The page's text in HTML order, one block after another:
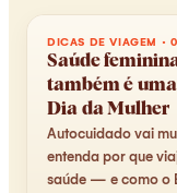
DICAS DE VIAGEM ·
Saúde
também é
Dia da Mulher
Autocuidado vai
entenda por que
saúde — e como o